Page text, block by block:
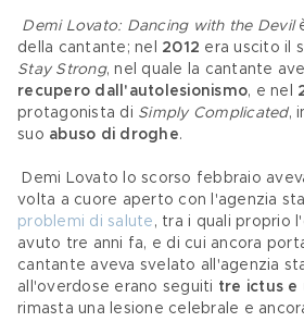
Demi Lovato: Dancing with the Devil
della cantante; nel 2012 era uscito il
Stay Strong, nel quale la cantante
recupero dall'autolesionismo, e nel
protagonista di Simply Complicated,
suo abuso di droghe.
volta a cuore aperto con l'agenzia
problemi di salute , tra i quali proprio
avuto tre anni fa, e di cui ancora
cantante aveva svelato all'agenzia
all'overdose erano seguiti tre ictus e
rimasta una lesione celebrale e